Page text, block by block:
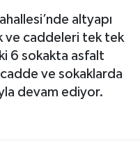
altyapı
ve caddeleri tek tek
6 sokakta asfalt
ve sokaklarda
devam ediyor.